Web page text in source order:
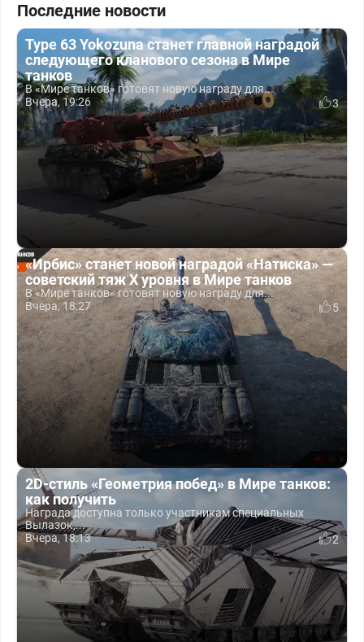
Последние новости
Type 63 Yokozuna станет главной наградой
следующего кланового сезона в Мире
танков
В «Мире танков» готовят новую награду для...
Вчера, 19:26
3
«Ирбис» станет новой наградой «Натиска» —
советский тяж X уровня в Мире танков
В «Мире танков» готовят новую награду для...
Вчера, 18:27
5
2D-стиль «Геометрия побед» в Мире танков:
как получить
Награда доступна только участникам специальных
Вылазок,...
Вчера, 18:13
2